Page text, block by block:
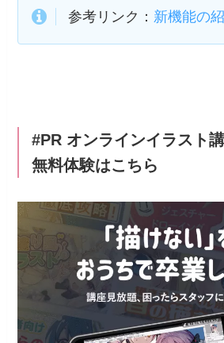
参考リンク： 新機能の
#PR オンラインイラスト
無料体験はこちら